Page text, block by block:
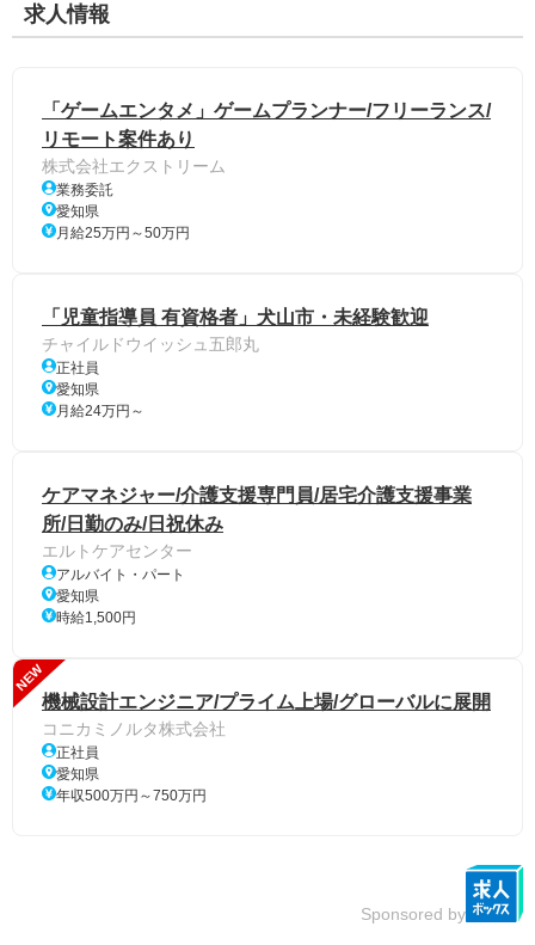
求人情報
「ゲームエンタメ」ゲームプランナー/フリーランス/
リモート案件あり
株式会社エクストリーム
業務委託
愛知県
月給25万円～50万円
「児童指導員 有資格者」犬山市・未経験歓迎
チャイルドウイッシュ五郎丸
正社員
愛知県
月給24万円～
ケアマネジャー/介護支援専門員/居宅介護支援事業
所/日勤のみ/日祝休み
エルトケアセンター
アルバイト・パート
愛知県
時給1,500円
NEW
機械設計エンジニア/プライム上場/グローバルに展開
コニカミノルタ株式会社
正社員
愛知県
年収500万円～750万円
Sponsored by